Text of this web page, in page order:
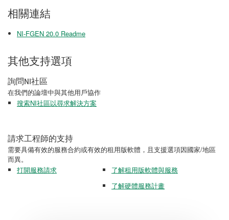
相關連結
NI-FGEN 20.0 Readme
其他支持選項
詢問NI社區
在我們的論壇中與其他用戶協作
搜索NI社區以尋求解決方案
請求工程師的支持
需要具備有效的服務合約或有效的租用版軟體，且支援選項因國家/地區
而異。
打開服務請求
了解租用版軟體與服務
了解硬體服務計畫